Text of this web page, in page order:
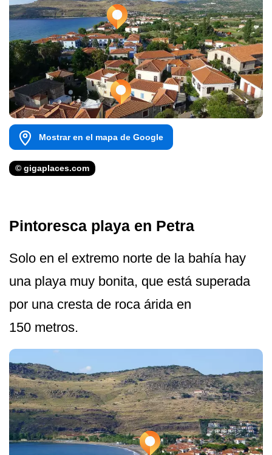
Mostrar en el mapa de Google
© gigaplaces.com
Pintoresca playa en Petra
Solo en el extremo norte de la bahía hay
una playa muy bonita, que está superada
por una cresta de roca árida en
150 metros.